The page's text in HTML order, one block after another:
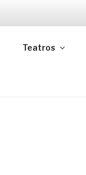
Teatros